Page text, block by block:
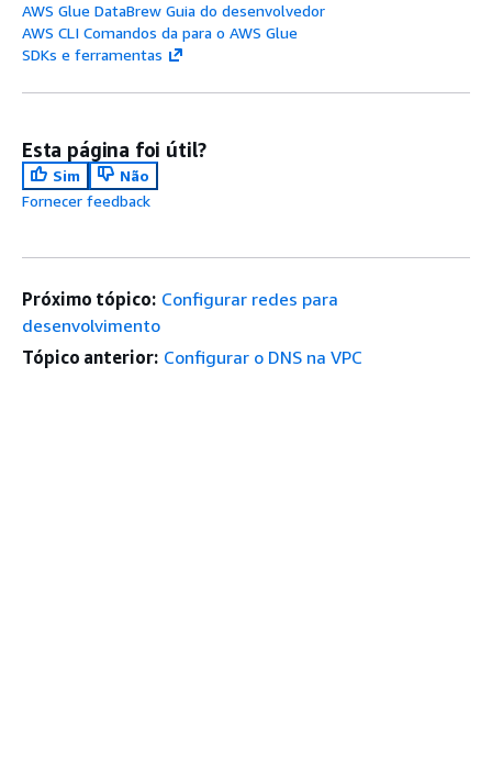
AWS Glue DataBrew Guia do desenvolvedor
AWS CLI Comandos da para o AWS Glue
SDKs e ferramentas
Esta página foi útil?
Sim
Não
Fornecer feedback
Próximo tópico: Configurar redes para
desenvolvimento
Tópico anterior: Configurar o DNS na VPC